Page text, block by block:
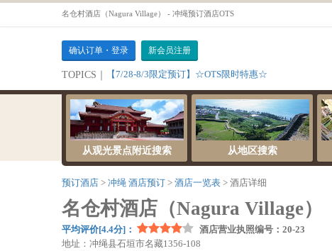
名仓村酒店（Nagura Village） - 冲绳预订酒店OTS
确认订单・登录 新会员注册
TOPICS｜ 【7/28-8/3限定预订】☆OTS限时特惠☆
从观光景点附近搜索 从地区搜索
预订酒店 冲绳 酒店预订 酒店一览表 酒店详细
名仓村酒店（Nagura Village）
平均评价[4.4分]：
酒店营业执照编号：20-23
地址：冲绳县石垣市名藏1356-108